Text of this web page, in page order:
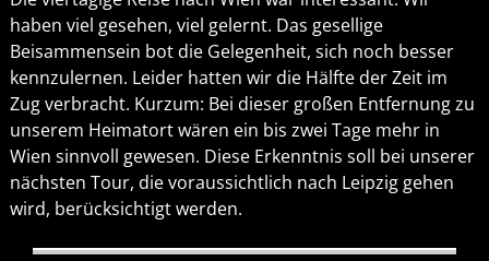
haben viel gesehen, viel gelernt. Das gesellige
Beisammensein bot die Gelegenheit, sich noch besser
kennzulernen. Leider hatten wir die Hälfte der Zeit im
Zug verbracht. Kurzum: Bei dieser großen Entfernung zu
unserem Heimatort wären ein bis zwei Tage mehr in
Wien sinnvoll gewesen. Diese Erkenntnis soll bei unserer
nächsten Tour, die voraussichtlich nach Leipzig gehen
wird, berücksichtigt werden.